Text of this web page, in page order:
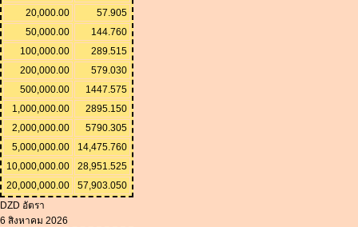
20,000.00
57.905
50,000.00
144.760
100,000.00
289.515
200,000.00
579.030
500,000.00
1447.575
1,000,000.00
2895.150
2,000,000.00
5790.305
5,000,000.00
14,475.760
10,000,000.00
28,951.525
20,000,000.00
57,903.050
DZD อัตรา
6 สิงหาคม 2026